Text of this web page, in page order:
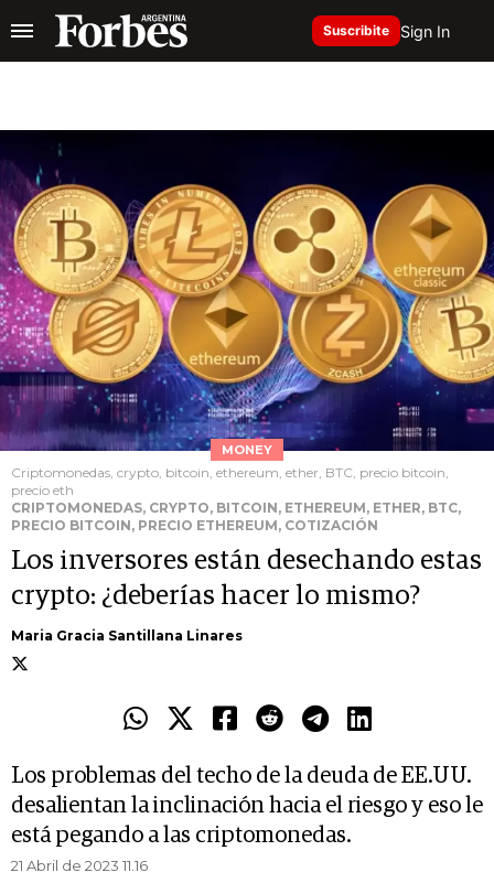
Suscribite Sign In
MONEY
Criptomonedas, crypto, bitcoin, ethereum, ether, BTC, precio bitcoin,
precio eth
CRIPTOMONEDAS, CRYPTO, BITCOIN, ETHEREUM, ETHER, BTC,
PRECIO BITCOIN, PRECIO ETHEREUM, COTIZACIÓN
Los inversores están desechando estas
crypto: ¿deberías hacer lo mismo?
Maria Gracia Santillana Linares
Los problemas del techo de la deuda de EE.UU.
desalientan la inclinación hacia el riesgo y eso le
está pegando a las criptomonedas.
21 Abril de 2023 11.16